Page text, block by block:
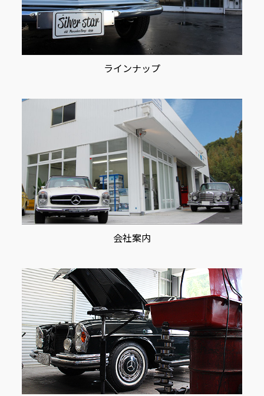
ラインナップ
会社案内